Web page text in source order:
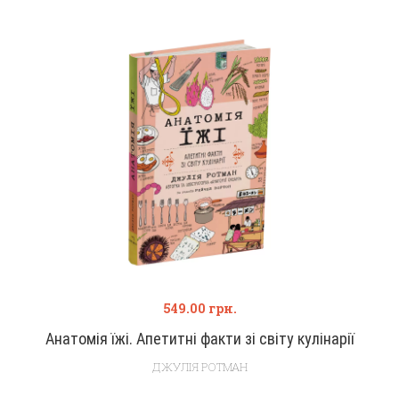
Анатомія їжі. Апетитні факти зі світу кулінарії
549.00 грн.
ДЖУЛІЯ РОТМАН